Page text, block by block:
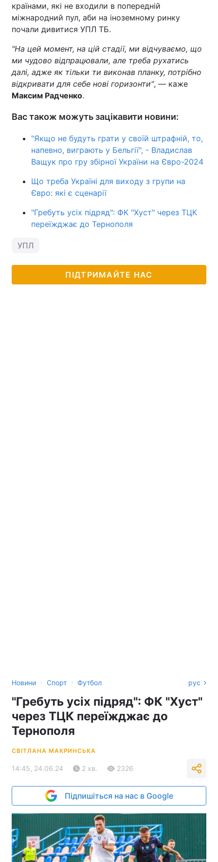
країнами, які не входили в попередній
міжнародний пул, аби на іноземному ринку
почали дивитися УПЛ ТБ.
"На цей момент, на цій стадії, ми відчуваємо, що
ми чудово відпрацювали, але треба рухатись
далі, адже як тільки ти виконав планку, потрібно
відкривати для себе нові горизонти", — каже
Максим Радченко.
Вас також можуть зацікавити новини:
"Якщо не будуть грати у своїй штрафній, то,
напевно, виграють у Бельгії", - Владислав
Ващук про гру збірної України на Євро-2024
Що треба Україні для виходу з групи на
Євро: які є сценарії
"Гребуть усіх підряд": ФК "Хуст" через ТЦК
переїжджає до Тернополя
УПЛ
ПІДТРИМАЙТЕ НАС
Новини › Спорт › Футбол рус
"Гребуть усіх підряд": ФК "Хуст"
через ТЦК переїжджає до
Тернополя
СВІТЛАНА МАКРИНСЬКА
14:45, 24.06.24 2 хв. 2326
Підпишіться на нас в Google